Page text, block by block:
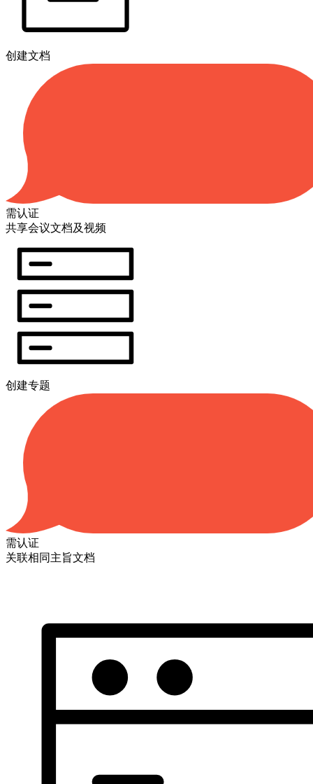
创建文档
需认证
共享会议文档及视频
创建专题
需认证
关联相同主旨文档